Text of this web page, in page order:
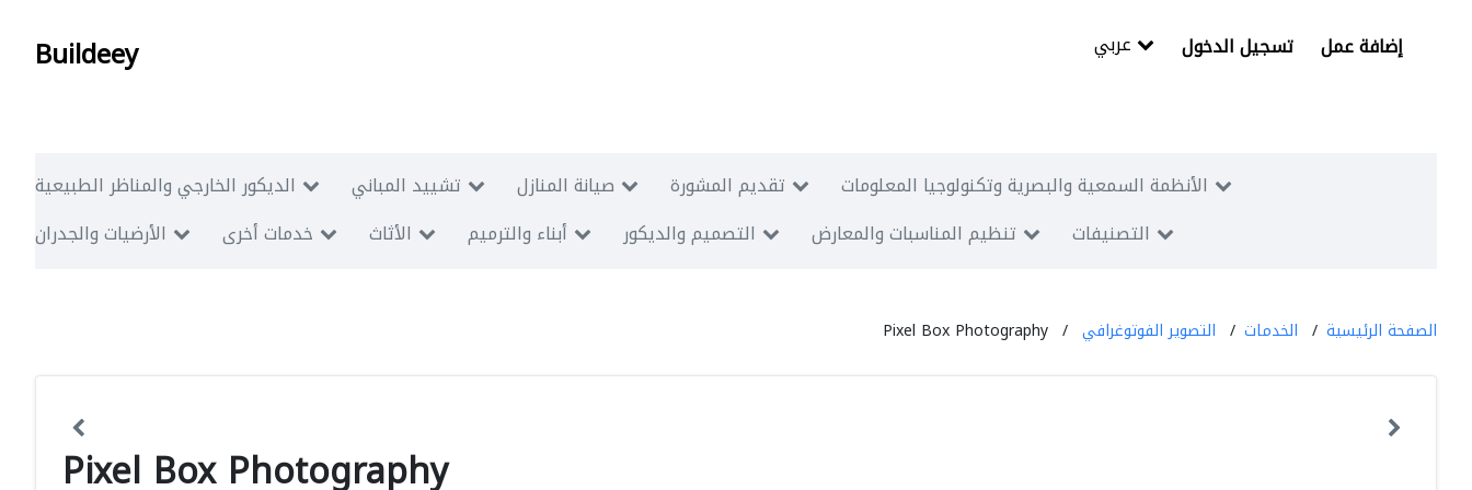
Buildeey تسجيل الدخول إضافة عمل
الديكور الخارجي والمناظر الطبيعية تشييد المباني صيانة المنازل تقديم المشورة
الأنظمة السمعية والبصرية وتكنولوجيا المعلومات
الأرضيات والجدران
خدمات أخرى الأثاث أبناء والترميم التصميم والديكور تنظيم المناسبات والمعارض التصنيفات
الصفحة الرئيسية الخدمات التصوير الفوتوغرافي Pixel Box Photography
Pixel Box Photography